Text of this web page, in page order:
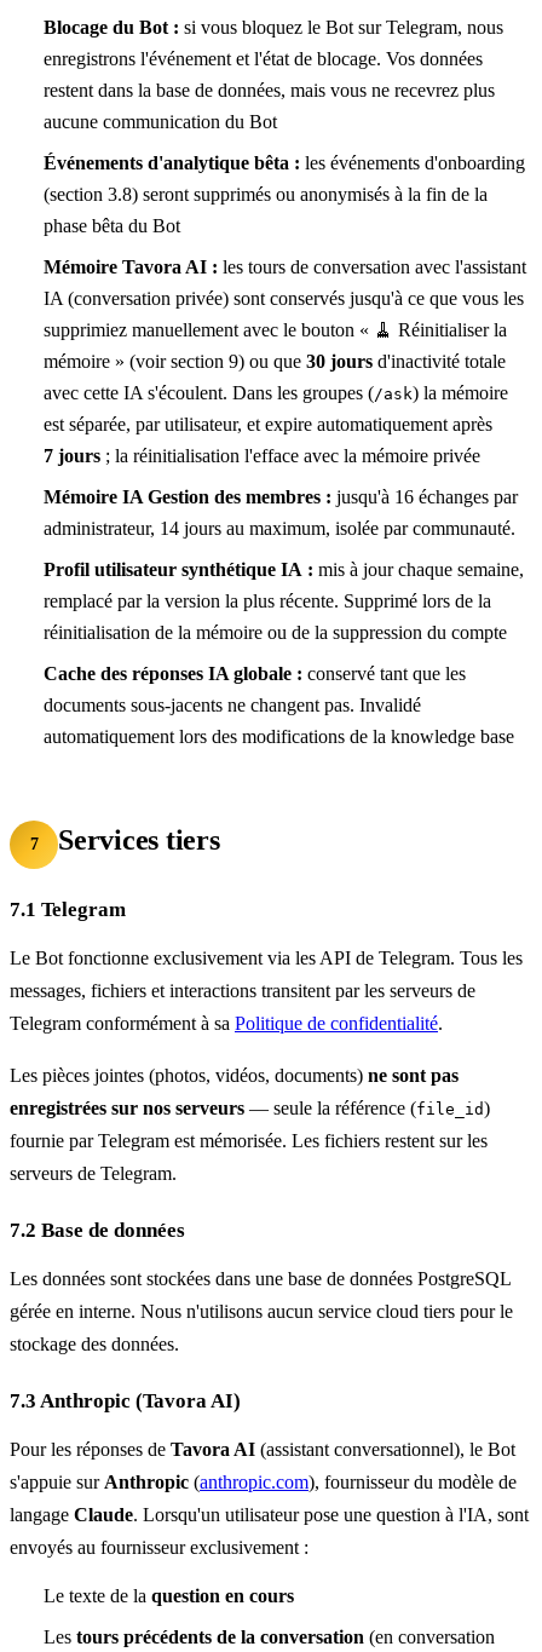
Blocage du Bot : si vous bloquez le Bot sur Telegram, nous
enregistrons l'événement et l'état de blocage. Vos données
restent dans la base de données, mais vous ne recevrez plus
aucune communication du Bot
Événements d'analytique bêta : les événements d'onboarding
(section 3.8) seront supprimés ou anonymisés à la fin de la
phase bêta du Bot
Mémoire Tavora AI : les tours de conversation avec l'assistant
IA (conversation privée) sont conservés jusqu'à ce que vous les
supprimiez manuellement avec le bouton « 🧹 Réinitialiser la
mémoire » (voir section 9) ou que 30 jours d'inactivité totale
avec cette IA s'écoulent. Dans les groupes (/ask) la mémoire
est séparée, par utilisateur, et expire automatiquement après
7 jours ; la réinitialisation l'efface avec la mémoire privée
Mémoire IA Gestion des membres : jusqu'à 16 échanges par
administrateur, 14 jours au maximum, isolée par communauté.
Profil utilisateur synthétique IA : mis à jour chaque semaine,
remplacé par la version la plus récente. Supprimé lors de la
réinitialisation de la mémoire ou de la suppression du compte
Cache des réponses IA globale : conservé tant que les
documents sous-jacents ne changent pas. Invalidé
automatiquement lors des modifications de la knowledge base
7 Services tiers
7.1 Telegram
Le Bot fonctionne exclusivement via les API de Telegram. Tous les
messages, fichiers et interactions transitent par les serveurs de
Telegram conformément à sa Politique de confidentialité.
Les pièces jointes (photos, vidéos, documents) ne sont pas
enregistrées sur nos serveurs — seule la référence (file_id)
fournie par Telegram est mémorisée. Les fichiers restent sur les
serveurs de Telegram.
7.2 Base de données
Les données sont stockées dans une base de données PostgreSQL
gérée en interne. Nous n'utilisons aucun service cloud tiers pour le
stockage des données.
7.3 Anthropic (Tavora AI)
Pour les réponses de Tavora AI (assistant conversationnel), le Bot
s'appuie sur Anthropic (anthropic.com), fournisseur du modèle de
langage Claude. Lorsqu'un utilisateur pose une question à l'IA, sont
envoyés au fournisseur exclusivement :
Le texte de la question en cours
Les tours précédents de la conversation (en conversation